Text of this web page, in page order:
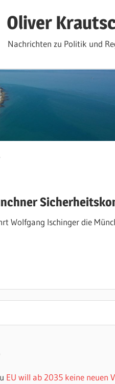
Oliver
Nachrichten zu Politik und
Wolfgang Ischinger die
EU will ab 2035 keine neuen